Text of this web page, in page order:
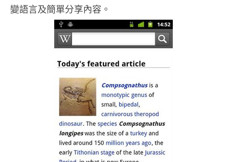
變語言及簡單分享內容。